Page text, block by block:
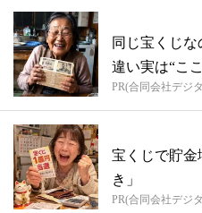
同じ宝くじ
違い実は“こ
PR(合同会社デジ
宝くじで貯金
き」
PR(合同会社デジ